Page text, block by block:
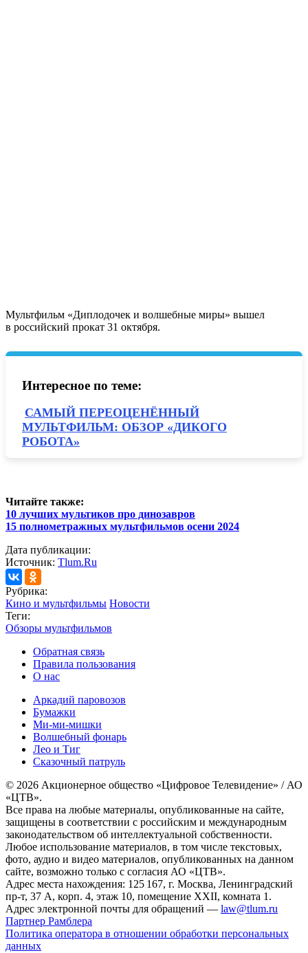
Мультфильм «Диплодочек и волшебные миры» вышел
в российский прокат 31 октября.
Интересное по теме:
САМЫЙ ПЕРЕОЦЕНЁННЫЙ
МУЛЬТФИЛЬМ: ОБЗОР «ДИКОГО
РОБОТА»
Читайте также:
10 лучших мультиков про динозавров
15 полнометражных мультфильмов осени 2024
Дата публикации:
Источник: Tlum.Ru
Рубрика:
Кино и мультфильмы Новости
Теги:
Обзоры мультфильмов
Обратная связь
Правила пользования
О нас
Аркадий паровозов
Бумажки
Ми-ми-мишки
Волшебный фонарь
Лео и Тиг
Сказочный патруль
© 2026 Акционерное общество «Цифровое Телевидение» / АО
«ЦТВ».
Все права на любые материалы, опубликованные на сайте,
защищены в соответствии с российским и международным
законодательством об интеллектуальной собственности.
Любое использование материалов, в том числе текстовых,
фото, аудио и видео материалов, опубликованных на данном
сайте, возможно только с согласия АО «ЦТВ».
Адрес места нахождения: 125 167, г. Москва, Ленинградский
пр-т, 37 А, корп. 4, этаж 10, помещение XXII, комната 1.
Адрес электронной почты для обращений — law@tlum.ru
Партнер Рамблера
Политика оператора в отношении обработки персональных
данных